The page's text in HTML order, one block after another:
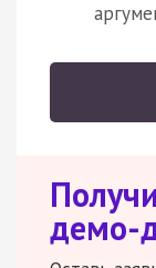
демо-